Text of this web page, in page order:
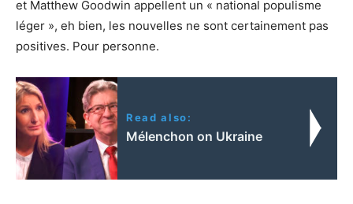
et Matthew Goodwin appellent un « national populisme
léger », eh bien, les nouvelles ne sont certainement pas
positives. Pour personne.
Read also:
Mélenchon on Ukraine